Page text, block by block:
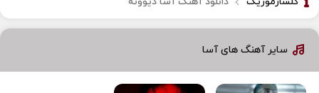
سایر آهنگ های آسا